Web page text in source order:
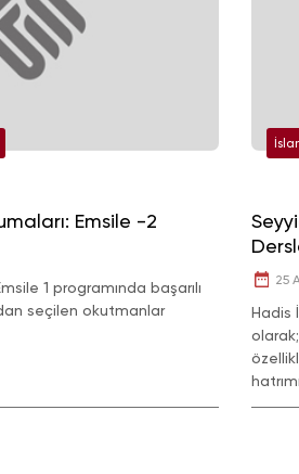
Emsile -2
1 programında başarılı
seçilen okutmanlar
25
Hadis